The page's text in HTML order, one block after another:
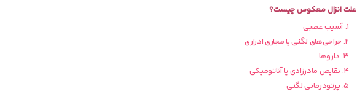
علت انزال معکوس چیست؟
۱. آسیب عصبی
۲. جراحی‌های لگنی یا مجاری ادراری
۳. داروها
۴. نقایص مادرزادی یا آناتومیکی
۵. پرتودرمانی لگنی